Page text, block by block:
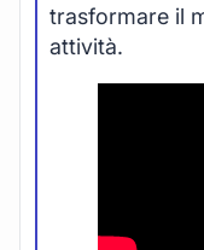
trasformare il
attività.